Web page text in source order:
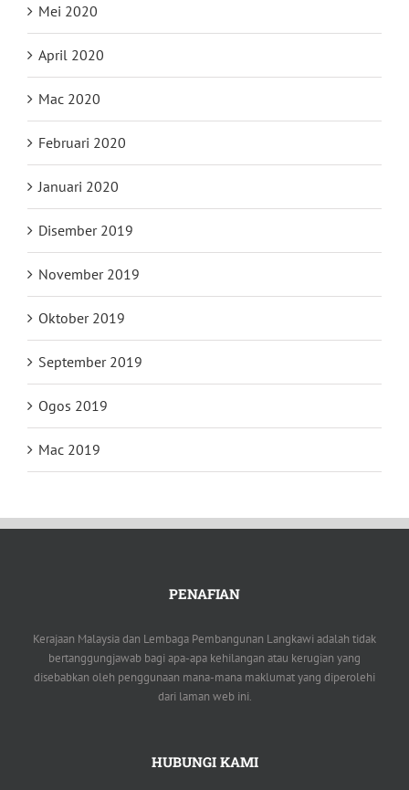
Mei 2020
April 2020
Mac 2020
Februari 2020
Januari 2020
Disember 2019
November 2019
Oktober 2019
September 2019
Ogos 2019
Mac 2019
PENAFIAN
Kerajaan Malaysia dan Lembaga Pembangunan Langkawi adalah tidak
bertanggungjawab bagi apa-apa kehilangan atau kerugian yang
disebabkan oleh penggunaan mana-mana maklumat yang diperolehi
dari laman web ini.
HUBUNGI KAMI